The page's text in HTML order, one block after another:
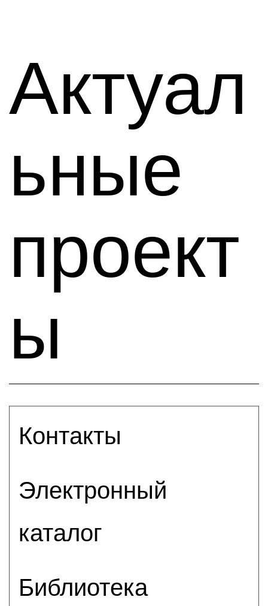
Актуал
ьные
проект
ы
Контакты
Электронный
каталог
Библиотека